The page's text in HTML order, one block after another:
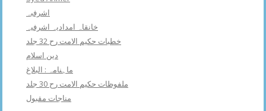
اشرفبہ
خانقاہ امدادیہ اشرفیہ
خطبات حکیم الامت رح 32 جلد
دین اسلام
ماہنامہ : البلاغ
ملفوظات حکیم الامت رح 30 جلد
مناجات مقبول